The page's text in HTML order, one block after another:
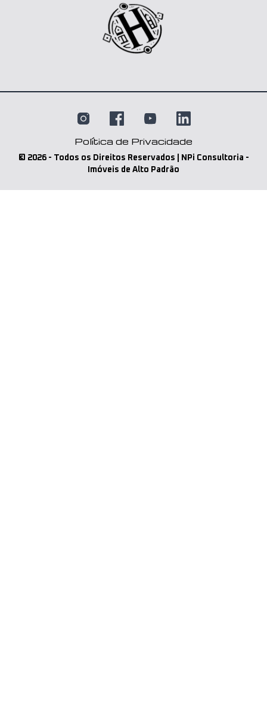
Política de Privacidade
© 2026- Todos os Direitos Reservados | NPi Consultoria -
Imóveis de Alto Padrão